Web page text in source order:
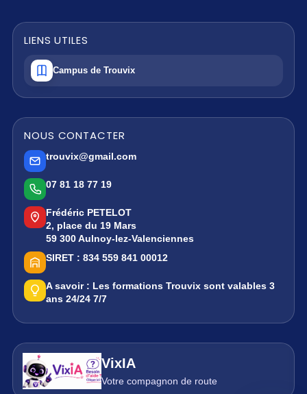
LIENS UTILES
Campus de Trouvix
NOUS CONTACTER
trouvix@gmail.com
07 81 18 77 19
Frédéric PETELOT
2, place du 19 Mars
59 300 Aulnoy-lez-Valenciennes
SIRET : 834 559 841 00012
A savoir : Les formations Trouvix sont valables 3
ans 24/24 7/7
VixIA
Votre compagnon de route